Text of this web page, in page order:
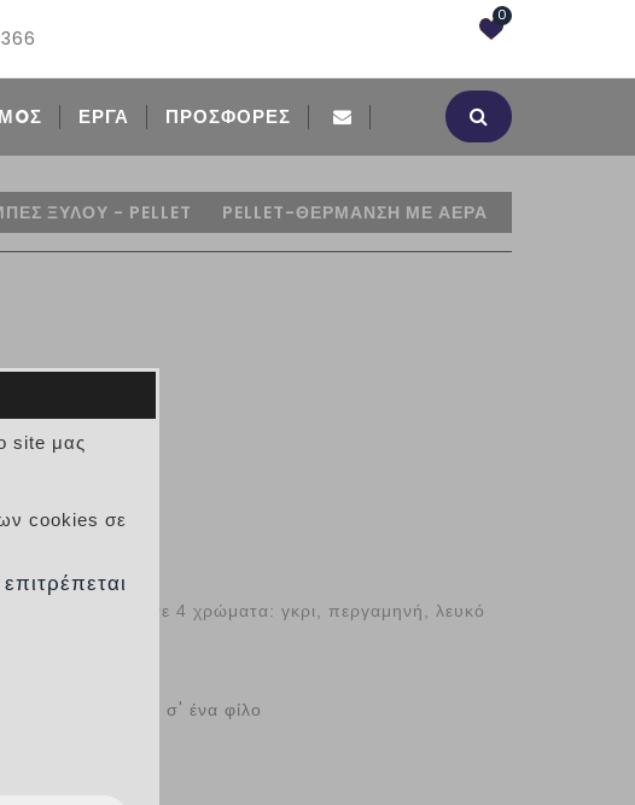
0
ΕΡΓΑ ΠΡΟΣΦΟΡΈΣ
ΞΥΛΟΥ - PELLET PELLET-ΘΕΡΜΑΝΣΗ ΜΕ ΑΕΡΑ
top και ένθετo σε 4 χρώματα: γκρι, περγαμηνή, λευκό
Στείλ το σ' ένα φίλο
site μας
cookies σε